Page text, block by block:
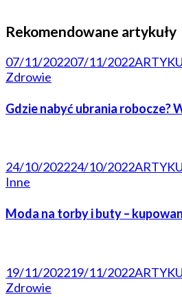
Rekomendowane artykuły
07/11/202207/11/2022
Zdrowie
Gdzie nabyć ubrania robocze?
24/10/202224/10/2022
Inne
Moda na torby i buty –
19/11/202219/11/2022
Zdrowie